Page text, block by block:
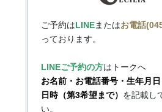
ご予約はLINEまたはお電話
っております。
LINEご予約の方はトークへ
お名前・お電話番号・生年月
日時（第3希望まで） を記載し
い。